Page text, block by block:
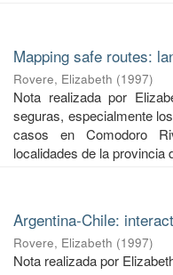
Mapping safe routes:
Rovere, Elizabeth (1997)
Nota realizada por
seguras, especialmente
casos en Comodoro
localidades de la provincia
Argentina-Chile:
Rovere, Elizabeth (1997)
Nota realizada por